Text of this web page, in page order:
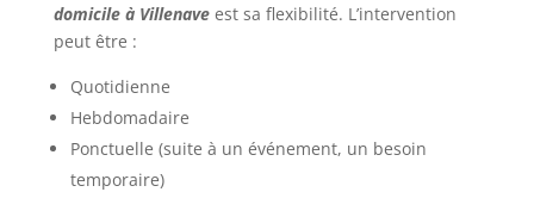
domicile à Villenaveest sa flexibilité. L’intervention
peut être :
Quotidienne
Hebdomadaire
Ponctuelle (suite à un événement, un besoin
temporaire)